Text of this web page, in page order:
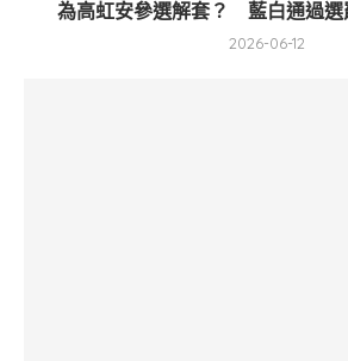
為高虹安參選解套？ 藍白通過選
2026-06-12